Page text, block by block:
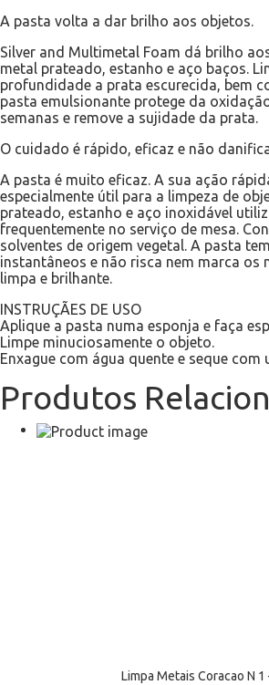
A pasta volta a dar brilho aos objetos.
Silver and Multimetal Foam dá brilho
metal prateado, estanho e aço baços.
profundidade a prata escurecida, bem
pasta emulsionante protege da
semanas e remove a sujidade da prata.
O cuidado é rápido, eficaz e não
A pasta é muito eficaz. A sua ação
especialmente útil para a limpeza de
prateado, estanho e aço inoxidável
frequentemente no serviço de mesa.
solventes de origem vegetal. A pasta
instantâneos e não risca nem marca os
limpa e brilhante.
INSTRUÇÃES DE USO
Aplique a pasta numa esponja e faça
Limpe minuciosamente o objeto.
Enxague com água quente e seque com
Produtos
Limpa Metais Coracao N 1